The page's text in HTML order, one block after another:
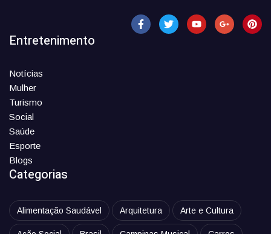
Entretenimento
Notícias
Mulher
Turismo
Social
Saúde
Esporte
Blogs
Categorias
Alimentação Saudável Arquitetura Arte e Cultura